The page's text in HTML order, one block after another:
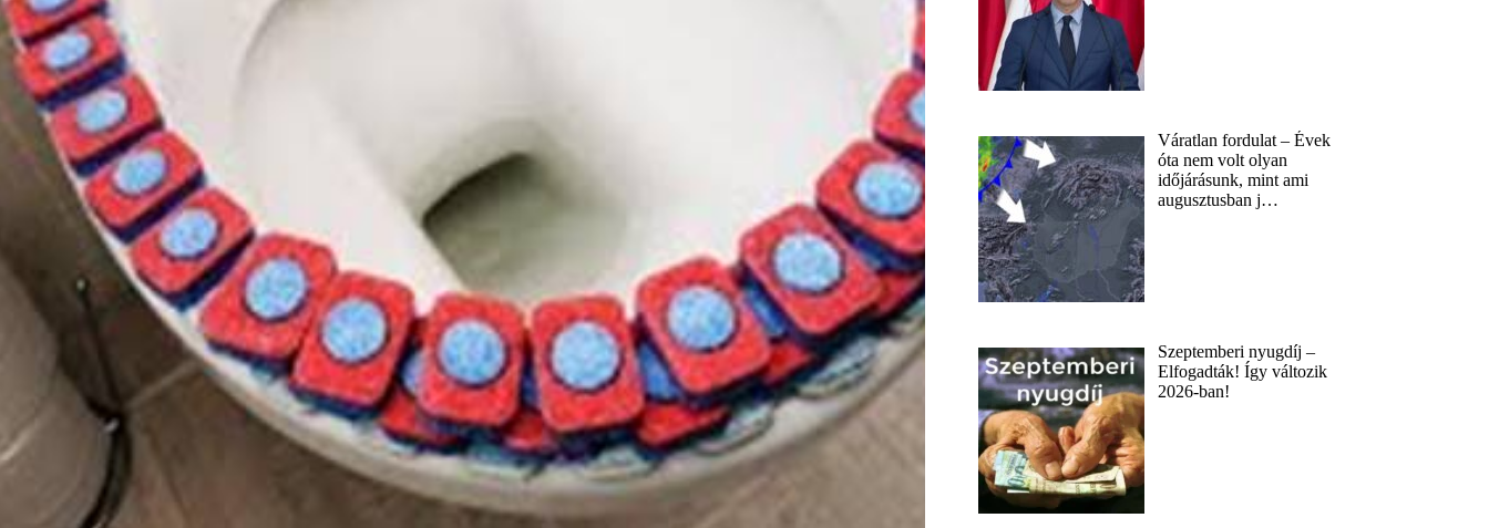
Váratlan fordulat – Évek
óta nem volt olyan
időjárásunk, mint ami
augusztusban j…
Szeptemberi nyugdíj –
Elfogadták! Így változik
2026-ban!